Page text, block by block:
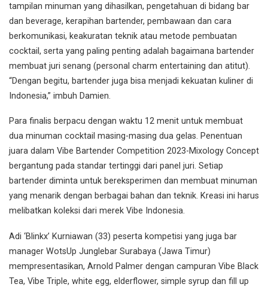
tampilan minuman yang dihasilkan, pengetahuan di bidang bar
dan beverage, kerapihan bartender, pembawaan dan cara
berkomunikasi, keakuratan teknik atau metode pembuatan
cocktail, serta yang paling penting adalah bagaimana bartender
membuat juri senang (personal charm entertaining dan atitut).
“Dengan begitu, bartender juga bisa menjadi kekuatan kuliner di
Indonesia,” imbuh Damien.
Para finalis berpacu dengan waktu 12 menit untuk membuat
dua minuman cocktail masing-masing dua gelas. Penentuan
juara dalam Vibe Bartender Competition 2023-Mixology Concept
bergantung pada standar tertinggi dari panel juri. Setiap
bartender diminta untuk bereksperimen dan membuat minuman
yang menarik dengan berbagai bahan dan teknik. Kreasi ini harus
melibatkan koleksi dari merek Vibe Indonesia.
Adi ‘Blinkx’ Kurniawan (33) peserta kompetisi yang juga bar
manager WotsUp Junglebar Surabaya (Jawa Timur)
mempresentasikan, Arnold Palmer dengan campuran Vibe Black
Tea, Vibe Triple, white egg, elderflower, simple syrup dan fill up